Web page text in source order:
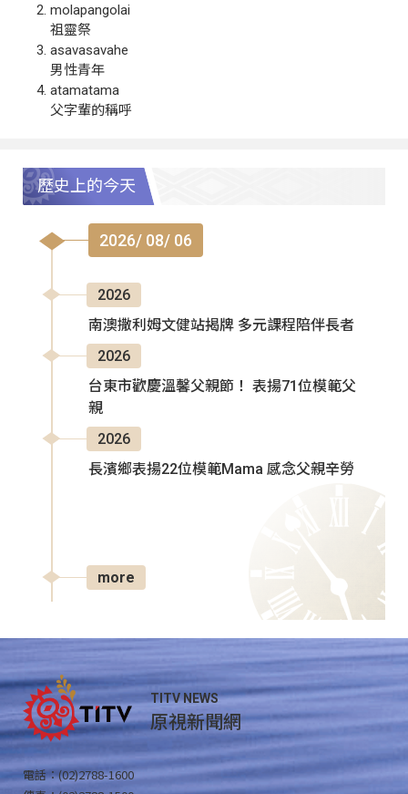
molapangolai
祖靈祭
asavasavahe
男性青年
atamatama
父字輩的稱呼
歷史上的今天
2026/ 08/ 06
2026
南澳撒利姆文健站揭牌 多元課程陪伴長者
2026
台東市歡慶溫馨父親節！ 表揚71位模範父
親
2026
長濱鄉表揚22位模範Mama 感念父親辛勞
more
TITV NEWS
原視新聞網
電話：(02)2788-1600